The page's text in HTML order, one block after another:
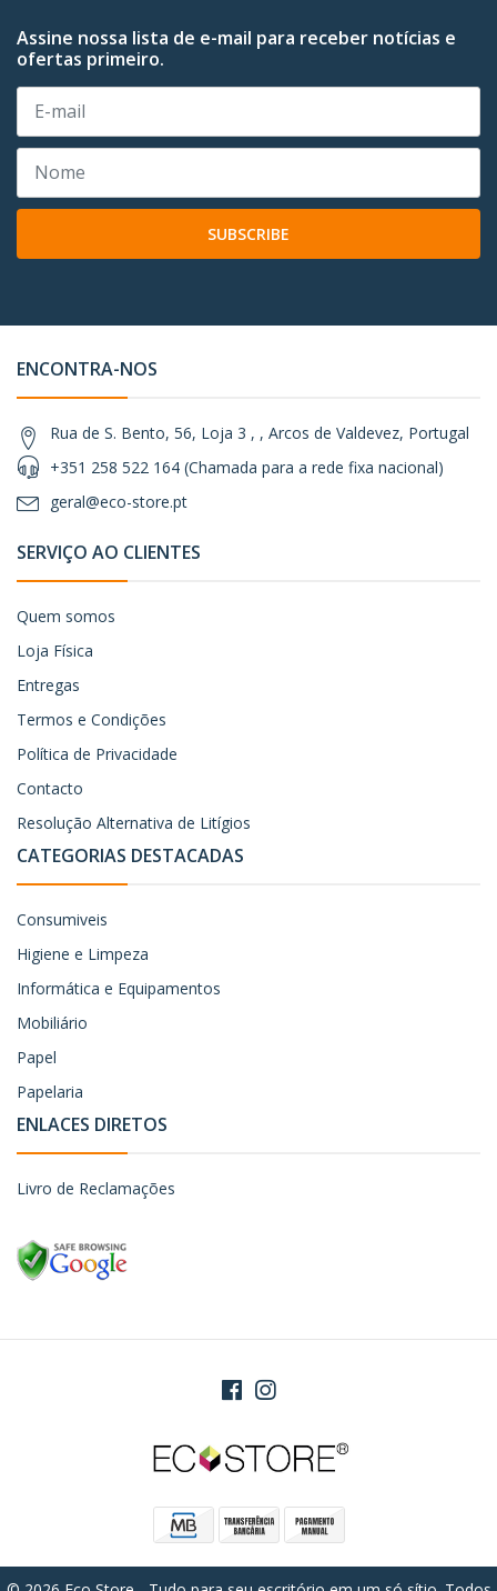
Assine nossa lista de e-mail para receber notícias e
ofertas primeiro.
SUBSCRIBE
ENCONTRA-NOS
Rua de S. Bento, 56, Loja 3 , , Arcos de Valdevez, Portugal
+351 258 522 164 (Chamada para a rede fixa nacional)
geral@eco-store.pt
SERVIÇO AO CLIENTES
Quem somos
Loja Física
Entregas
Termos e Condições
Política de Privacidade
Contacto
Resolução Alternativa de Litígios
CATEGORIAS DESTACADAS
Consumiveis
Higiene e Limpeza
Informática e Equipamentos
Mobiliário
Papel
Papelaria
ENLACES DIRETOS
Livro de Reclamações